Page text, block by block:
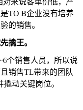
来说客单价低，产
TO B企业没有培养
的销售。
擒王。
个销售人员，所以说
销售TL带来的团队
动关键岗位。